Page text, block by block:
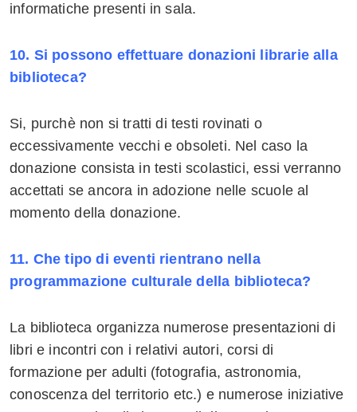
informatiche presenti in sala.
10. Si possono effettuare donazioni librarie alla
biblioteca?
Si, purchè non si tratti di testi rovinati o
eccessivamente vecchi e obsoleti. Nel caso la
donazione consista in testi scolastici, essi verranno
accettati se ancora in adozione nelle scuole al
momento della donazione.
11. Che tipo di eventi rientrano nella
programmazione culturale della biblioteca?
La biblioteca organizza numerose presentazioni di
libri e incontri con i relativi autori, corsi di
formazione per adulti (fotografia, astronomia,
conoscenza del territorio etc.) e numerose iniziative